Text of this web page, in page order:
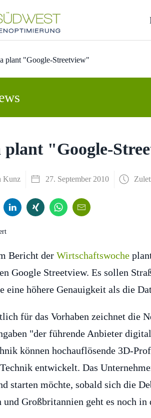
plant "Google-Streetview"
plant "Google-
Kunz 27. September 2010
Bericht der Wirtschaftswoche
Google Streetview. Es sollen
eine höhere Genauigkeit als die
für das Vorhaben zeichnet die
"der führende Anbieter
können hochauflösende 3D-
entwickelt. Das
starten möchte, sobald sich die
und Großbritannien geht es noch in